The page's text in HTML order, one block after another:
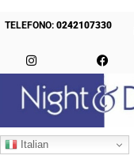
TELEFONO:0242107330
Italian